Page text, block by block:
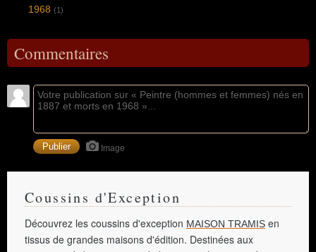
1968 (1)
Commentaires
Image
Coussins d'Exception
Découvrez les coussins d'exception MAISON TRAMIS en
tissus de grandes maisons d'édition. Destinées aux